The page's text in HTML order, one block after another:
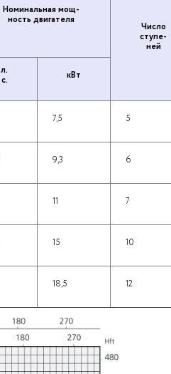
Но­ми­наль­ная мощ­
ность дви­га­те­ля
Число
ступе­
ней
л.
с.
кВт
7,5 5
9,3 6
11 7
15 10
18,5 12